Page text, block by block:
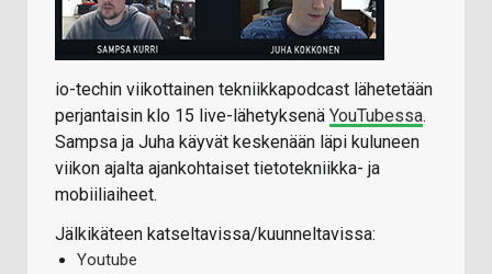
io-techin viikottainen tekniikkapodcast lähetetään
perjantaisin klo 15 live-lähetyksenä YouTubessa.
Sampsa ja Juha käyvät keskenään läpi kuluneen
viikon ajalta ajankohtaiset tietotekniikka- ja
mobiiliaiheet.
Jälkikäteen katseltavissa/kuunneltavissa:
Youtube